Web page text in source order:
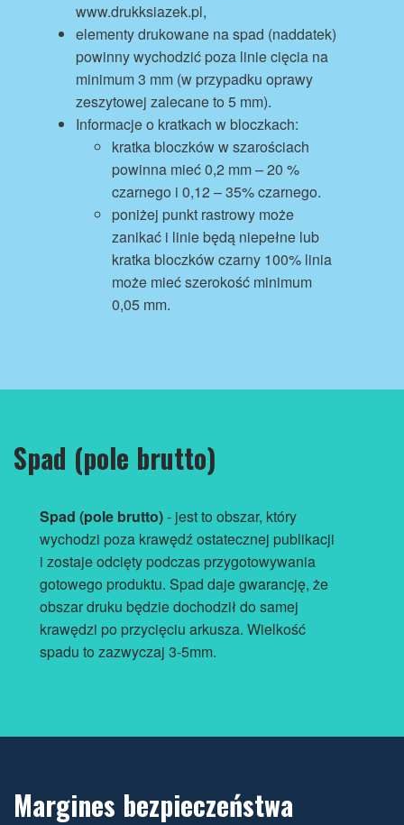
www.drukksiazek.pl,
elementy drukowane na spad (naddatek)
powinny wychodzić poza linie cięcia na
minimum 3 mm (w przypadku oprawy
zeszytowej zalecane to 5 mm).
Informacje o kratkach w bloczkach:
kratka bloczków w szarościach
powinna mieć 0,2 mm – 20 %
czarnego i 0,12 – 35% czarnego.
poniżej punkt rastrowy może
zanikać i linie będą niepełne lub
kratka bloczków czarny 100% linia
może mieć szerokość minimum
0,05 mm.
Spad (pole brutto)
Spad (pole brutto)- jest to obszar, który
wychodzi poza krawędź ostatecznej publikacji
i zostaje odcięty podczas przygotowywania
gotowego produktu. Spad daje gwarancję, że
obszar druku będzie dochodził do samej
krawędzi po przycięciu arkusza. Wielkość
spadu to zazwyczaj 3-5mm.
Margines bezpieczeństwa